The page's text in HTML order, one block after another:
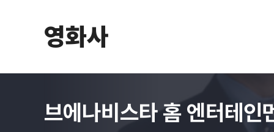
영화사
브에나비스타 홈 엔터테인